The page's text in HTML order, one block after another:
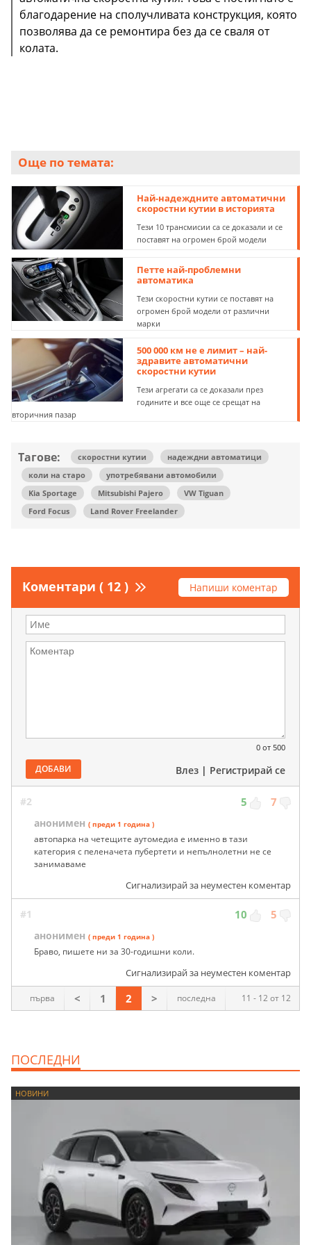
благодарение на сполучливата конструкция, която
позволява да се ремонтира без да се сваля от
колата.
Още по темата:
Най-надеждните автоматични
скоростни кутии в историята
Тези 10 трансмисии са се доказали и се
поставят на огромен брой модели
Петте най-проблемни
автоматика
Тези скоростни кутии се поставят на
огромен брой модели от различни
марки
500 000 км не е лимит – най-
здравите автоматични
скоростни кутии
Тези агрегати са се доказали през
годините и все още се срещат на
вторичния пазар
Тагове: скоростни кутии
надеждни автоматици
коли на старо
употребявани автомобили
Kia Sportage
Mitsubishi Pajero
VW Tiguan
Ford Focus
Land Rover Freelander
Коментари ( 12 ) Напиши коментар
0 от 500
ДОБАВИ Влез | Регистрирай се
#2 5 7
анонимен ( преди 1 година )
автопарка на четещите аутомедиа е именно в тази
категория с пеленачета пубертети и непълнолетни не се
занимаваме
Сигнализирай за неуместен коментар
#1 10 5
анонимен ( преди 1 година )
Браво, пишете ни за 30-годишни коли.
Сигнализирай за неуместен коментар
11 - 12 от 12
първа < 1 2 > последна
ПОСЛЕДНИ
НОВИНИ